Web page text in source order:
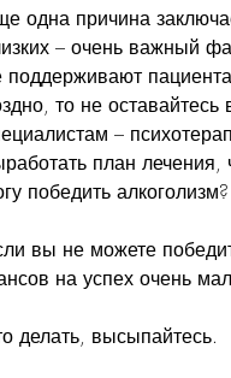
одна причина
– очень важный
поддерживают
то не
–
план
победить алкоголизм?
вы не можете
на успех очень
делать, высыпайтесь.